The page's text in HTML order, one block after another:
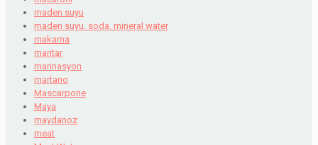
maden suyu
maden suyu. soda. mineral water
makarna
mantar
marinasyon
martano
Mascarpone
Maya
maydanoz
meat